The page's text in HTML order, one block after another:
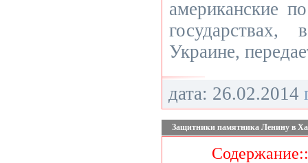
американские
Украине,
дата: 26.02.2014
Защитники памятника Ленину в